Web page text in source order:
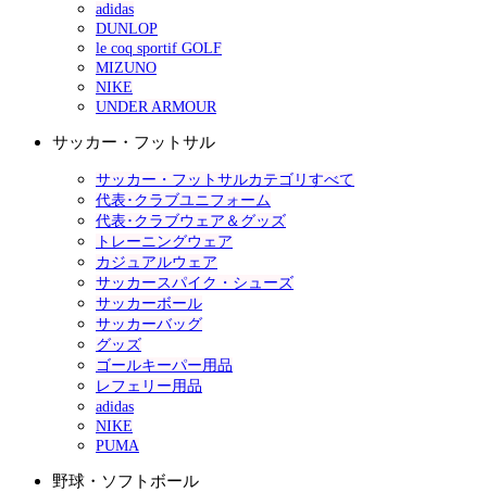
adidas
DUNLOP
le coq sportif GOLF
MIZUNO
NIKE
UNDER ARMOUR
サッカー・フットサル
サッカー・フットサルカテゴリすべて
代表･クラブユニフォーム
代表･クラブウェア＆グッズ
トレーニングウェア
カジュアルウェア
サッカースパイク・シューズ
サッカーボール
サッカーバッグ
グッズ
ゴールキーパー用品
レフェリー用品
adidas
NIKE
PUMA
野球・ソフトボール